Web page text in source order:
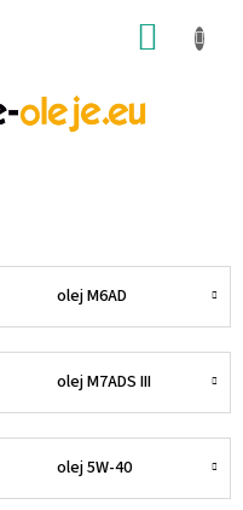
olej M6AD
olej M7ADS III
olej 5W-40